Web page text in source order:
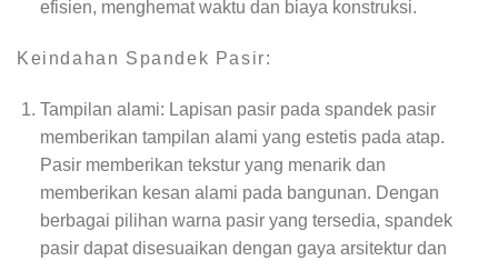
efisien, menghemat waktu dan biaya konstruksi.
Keindahan Spandek Pasir:
Tampilan alami: Lapisan pasir pada spandek pasir
memberikan tampilan alami yang estetis pada atap.
Pasir memberikan tekstur yang menarik dan
memberikan kesan alami pada bangunan. Dengan
berbagai pilihan warna pasir yang tersedia, spandek
pasir dapat disesuaikan dengan gaya arsitektur dan